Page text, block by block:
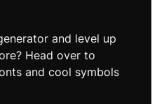
and level up
Head over to
and cool symbols